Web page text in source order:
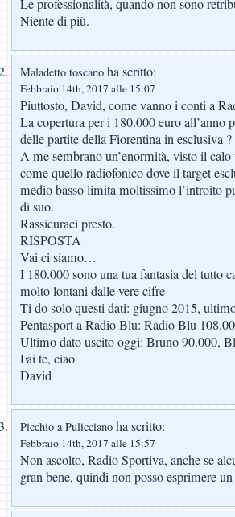
Le professionalità, quando non sono
Niente di più.
Maladetto toscano ha scritto:
Febbraio 14th, 2017 alle 15:07
Piuttosto, David, come vanno i conti a
La copertura per i 180.000 euro all’anno
delle partite della Fiorentina in esclusiva ?
A me sembrano un’enormità, visto il
come quello radiofonico dove il target
medio basso limita moltissimo l’introito
di suo.
Rassicuraci presto.
RISPOSTA
Vai ci siamo…
I 180.000 sono una tua fantasia del tutto
molto lontani dalle vere cifre
Ti do solo questi dati: giugno 2015,
Pentasport a Radio Blu: Radio Blu
Ultimo dato uscito oggi: Bruno 90.000,
Fai te, ciao
David
Picchio a Pulicciano ha scritto:
Febbraio 14th, 2017 alle 15:57
Non ascolto, Radio Sportiva, anche se
gran bene, quindi non posso esprimere